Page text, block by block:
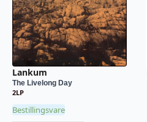
Lankum
The Livelong Day
2LP
Bestillingsvare